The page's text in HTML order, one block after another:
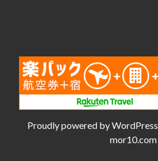
Proudly powered byWordPress
mor10.com